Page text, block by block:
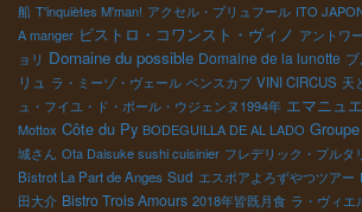
船 T'inquiètes M'man! アクセル・プリュフール ITO
A manger ビストロ・コワンスト・ヴィノ アントワ
ョリ Domaine du possible Domaine de la lunotte
リュ ラ・ミーゾ・ヴェール ベンスカブ VINI CIRCUS 天
ュ・フイユ・ド・ポール・ウジェンヌ1994年 エマニュ
Mottox Côte du Py BODEGUILLA DE AL LADO
城さん Ota Daisuke sushi cuisinier フレデリック・プルタ
Bistrot La Part de Anges Sud エスポアよろずやつツアー
田大介 Bistro Trois Amours 2018年皆既月食 ラ・ヴィエ